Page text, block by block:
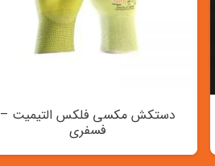
دستکش مکسی فلکس التیمیت –
فسفری